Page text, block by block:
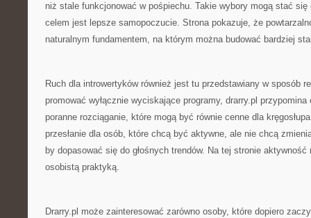
niż stale funkcjonować w pośpiechu. Takie wybory mogą stać
celem jest lepsze samopoczucie. Strona pokazuje, że
naturalnym fundamentem, na którym można budować bardziej
Ruch dla introwertyków również jest tu przedstawiany w sposób
promować wyłącznie wyciskające programy, drarry.pl
poranne rozciąganie, które mogą być równie cenne dla
przesłanie dla osób, które chcą być aktywne, ale nie chcą
by dopasować się do głośnych trendów. Na tej stronie
osobistą praktyką.
Drarry.pl może zainteresować zarówno osoby, które dopiero